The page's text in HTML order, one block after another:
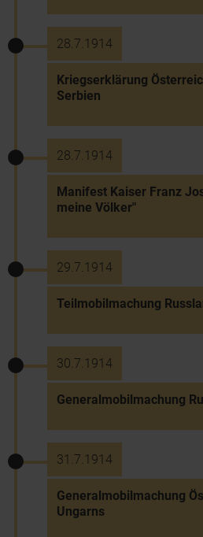
28.7.1914
Kriegserklärung
Serbien
28.7.1914
Manifest Kaiser Franz
meine Völker"
29.7.1914
Teilmobilmachung
30.7.1914
Generalmobilmachung
31.7.1914
Generalmobilmachung
Ungarns